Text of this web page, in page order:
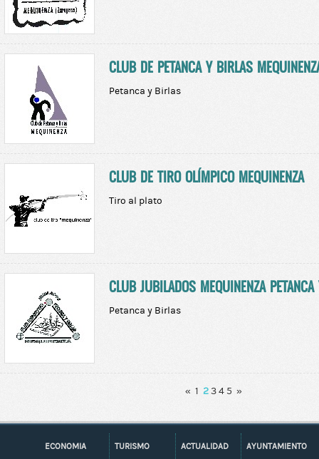
CLUB DE PETANCA Y BIRLAS
Petanca y Birlas
CLUB DE TIRO OLÍMPICO MEQUINENZA
Tiro al plato
CLUB JUBILADOS MEQUINENZA
Petanca y Birlas
« 1 234 5 »
AYUNTAMIENTO
ACTUALIDAD
TURISMO
ECONOMIA